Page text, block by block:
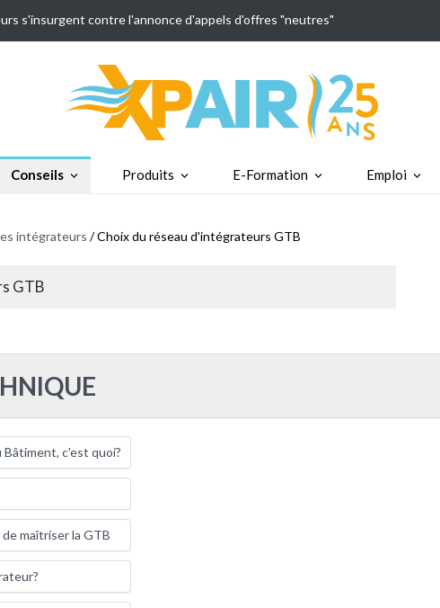
s'insurgent contre l'annonce d'appels d'offres "neutres"
Conseils Produits E-Formation Emploi
intégrateurs / Choix du réseau d'intégrateurs GTB
GTB
c'est quoi?
maîtriser la GTB